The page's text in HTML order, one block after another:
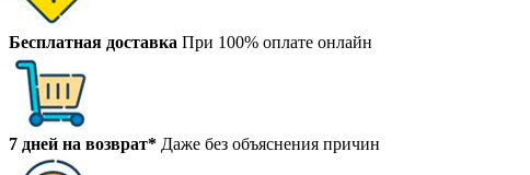
Бесплатная доставка При 100% оплате онлайн
7 дней на возврат* Даже без объяснения причин